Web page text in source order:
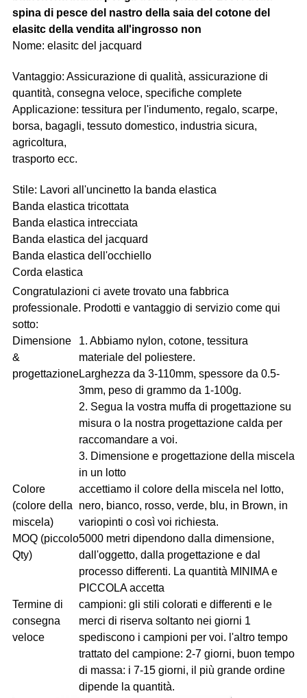
spina di pesce del nastro della saia del cotone del
elasitc della vendita all'ingrosso non
Nome: elasitc del jacquard
Vantaggio: Assicurazione di qualità, assicurazione di
quantità, consegna veloce, specifiche complete
Applicazione: tessitura per l'indumento, regalo, scarpe,
borsa, bagagli, tessuto domestico, industria sicura,
agricoltura,
trasporto ecc.
Stile: Lavori all'uncinetto la banda elastica
Banda elastica tricottata
Banda elastica intrecciata
Banda elastica del jacquard
Banda elastica dell'occhiello
Corda elastica
Congratulazioni ci avete trovato una fabbrica
professionale. Prodotti e vantaggio di servizio come qui
sotto:
Dimensione
&
progettazione
1. Abbiamo nylon, cotone, tessitura
materiale del poliestere.
Larghezza da 3-110mm, spessore da 0.5-
3mm, peso di grammo da 1-100g.
2. Segua la vostra muffa di progettazione su
misura o la nostra progettazione calda per
raccomandare a voi.
3. Dimensione e progettazione della miscela
in un lotto
Colore
(colore della
miscela)
accettiamo il colore della miscela nel lotto,
nero, bianco, rosso, verde, blu, in Brown, in
variopinti o così voi richiesta.
MOQ (piccolo
Qty)
5000 metri dipendono dalla dimensione,
dall'oggetto, dalla progettazione e dal
processo differenti. La quantità MINIMA e
PICCOLA accetta
Termine di
consegna
veloce
campioni: gli stili colorati e differenti e le
merci di riserva soltanto nei giorni 1
spediscono i campioni per voi. l'altro tempo
trattato del campione: 2-7 giorni, buon tempo
di massa: i 7-15 giorni, il più grande ordine
dipende la quantità.